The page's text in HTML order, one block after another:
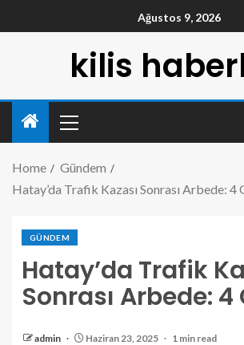
Ağustos 9, 2026
kilis
Home
Gündem
Hatay’da Trafik Kazası Sonrası Arbede: 4
GÜNDEM
Hatay’da Trafik
Sonrası Arbede: 4
admin Haziran 23, 2025 1 min read